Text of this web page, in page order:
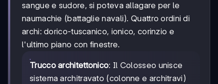
sangue e sudore, si poteva allagare per le
naumachie (battaglie navali). Quattro ordini di
archi: dorico-tuscanico, ionico, corinzio e
l'ultimo piano con finestre.
Trucco architettonico: Il Colosseo unisce
sistema architravato (colonne e architravi)